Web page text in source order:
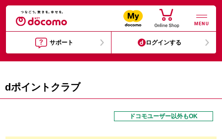
MENU
サポート ログインする
dポイントクラブ
ドコモユーザー以外もOK